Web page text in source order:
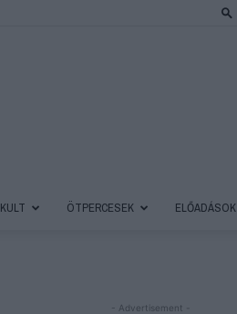
KULT ÖTPERCESEK ELŐADÁSOK
- Advertisement -